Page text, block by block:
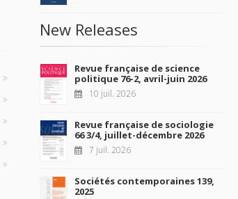
New Releases
Revue française de science
politique 76-2, avril-juin 2026
10 juil. 2026
Revue française de sociologie
66 3/4, juillet-décembre 2026
7 juil. 2026
Sociétés contemporaines 139,
2025